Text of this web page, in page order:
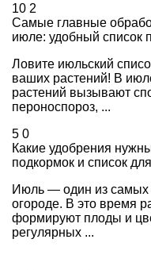
10 2
Самые главные
июле: удобный список
Ловите июльский
ваших растений! В
растений вызывают
пероноспороз, ...
5 0
Какие удобрения
подкормок и список
Июль — один из самых
огороде. В это время
формируют плоды и
регулярных ...